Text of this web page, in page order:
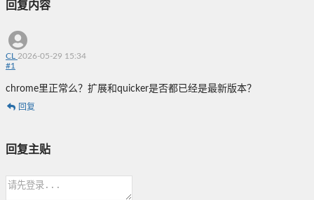
回复内容
CL 2026-05-29 15:34
#1
chrome里正常么？扩展和quicker是否都已经是最新版本？
回复
回复主贴